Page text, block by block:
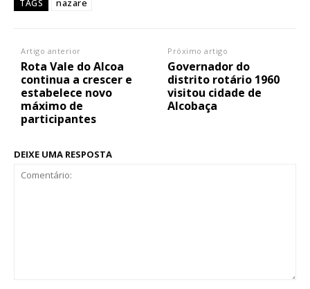
TAGS nazare
Artigo anterior
Rota Vale do Alcoa
continua a crescer e
estabelece novo
máximo de
participantes
Próximo artigo
Governador do
distrito rotário 1960
visitou cidade de
Alcobaça
DEIXE UMA RESPOSTA